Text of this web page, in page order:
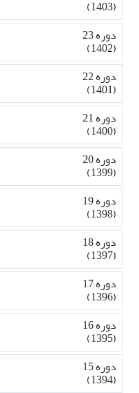
(1403)
دوره 23
(1402)
دوره 22
(1401)
دوره 21
(1400)
دوره 20
(1399)
دوره 19
(1398)
دوره 18
(1397)
دوره 17
(1396)
دوره 16
(1395)
دوره 15
(1394)